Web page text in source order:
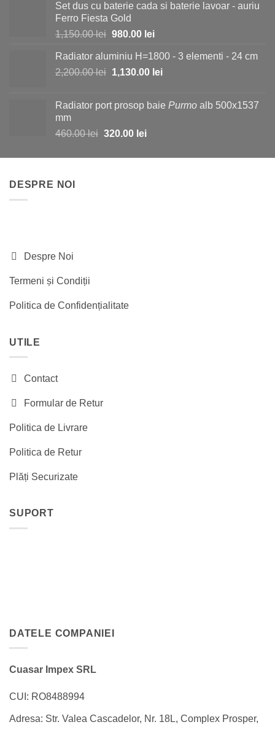
fost:
1,150.00 lei.
730.00 lei.
Set dus cu baterie cada si baterie lavoar - auriu
Ferro Fiesta Gold
1,150.00lei Prețul
a
fost:
980.00 leiPrețul
este:
980.00 lei.
Radiator aluminiu H=1800 - 3 elementi - 24 cm
2,200.00lei Prețul
fost:
1,130.00 leiPrețul
1,130.00 lei.
Radiator port prosop baie Purmo alb 500x1537
mm
460.00lei Prețul
a
320.00 leiPrețul
este:
DESPRE NOI
Despre Noi
Termeni și Condiții
Politica de Confidențialitate
UTILE
Contact
Formular de Retur
Politica de Livrare
Politica de Retur
Plăți Securizate
SUPORT
DATELE COMPANIEI
Cuasar Impex SRL
CUI: RO8488994
Adresa: Str. Valea Cascadelor, Nr. 18L, Complex Prosper,